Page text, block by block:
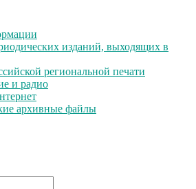
изданий, выходящих в
региональной печати
и радио
архивные файлы